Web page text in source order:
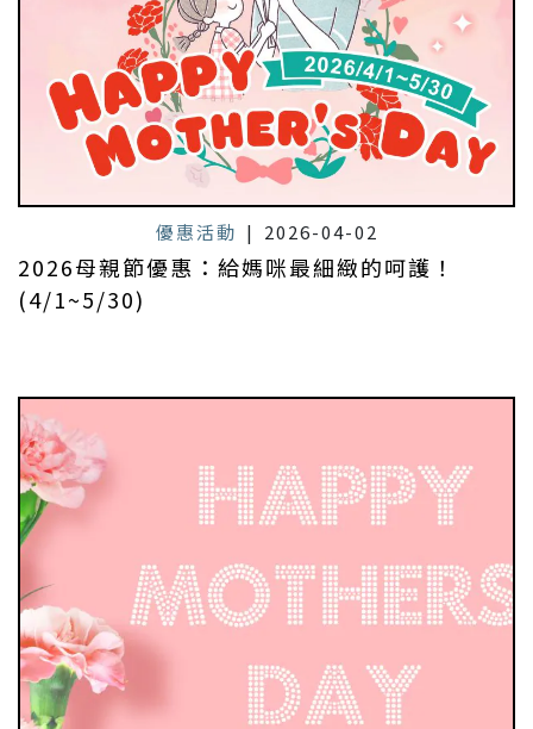
優惠活動 | 2026-04-02
2026母親節優惠：給媽咪最細緻的呵護！
(4/1~5/30)